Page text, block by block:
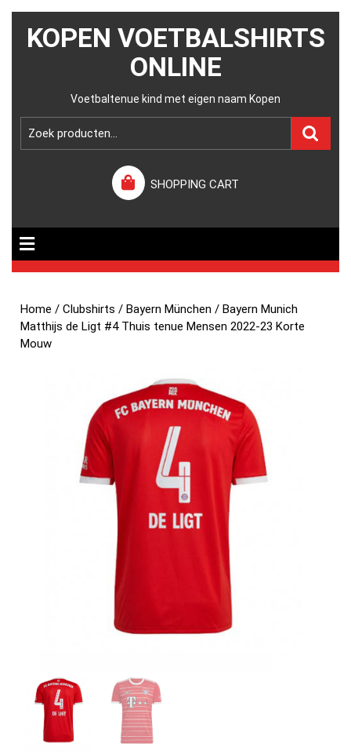
KOPEN VOETBALSHIRTS
ONLINE
Voetbaltenue kind met eigen naam Kopen
SHOPPING CART
Home /Clubshirts /Bayern München / Bayern Munich
Matthijs de Ligt #4 Thuis tenue Mensen 2022-23 Korte
Mouw